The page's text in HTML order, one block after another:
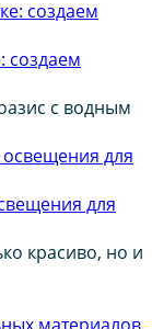
создаем
с водным
для
красиво, но и